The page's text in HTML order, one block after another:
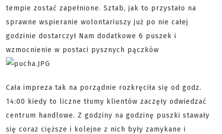
tempie zostać zapełnione. Sztab, jak to przystało na
sprawne wspieranie wolontariuszy już po nie całej
godzinie dostarczył Nam dodatkowe 6 puszek i
wzmocnienie w postaci pysznych pączków
Cała impreza tak na porządnie rozkręciła się od godz.
14:00 kiedy to liczne tłumy klientów zaczęły odwiedzać
centrum handlowe. Z godziny na godzinę puszki stawały
się coraz cięższe i kolejne z nich były zamykane i